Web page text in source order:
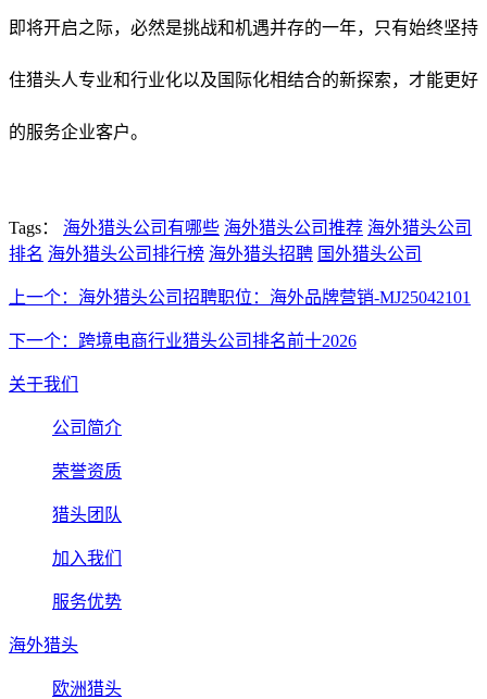
即将开启之际，必然是挑战和机遇并存的一年，只有始终坚持
住猎头人专业和行业化以及国际化相结合的新探索，才能更好
的服务企业客户。
Tags： 海外猎头公司有哪些 海外猎头公司推荐 海外猎头公司
排名 海外猎头公司排行榜 海外猎头招聘 国外猎头公司
上一个：海外猎头公司招聘职位：海外品牌营销-MJ25042101
下一个：跨境电商行业猎头公司排名前十2026
关于我们
公司简介
荣誉资质
猎头团队
加入我们
服务优势
海外猎头
欧洲猎头